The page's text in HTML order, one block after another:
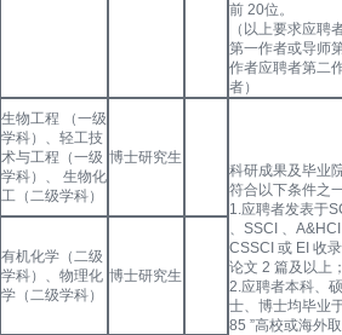
前 20位。
（以上要求应聘
第一作者或导师
作者应聘者第二
者）
生物工程 （一级
学科）、轻工技
术与工程（一级
学科）、 生物化
工（二级学科）
博士研究生
科研成果及毕业
符合以下条件之
1.应聘者发表于
、SSCI 、
CSSCI 或 EI 收
论文 2 篇及以上
2.应聘者本科、硕
士、博士均毕业
85 ”高校或海外
有机化学（二级
学科）、物理化
学（二级学科）
博士研究生